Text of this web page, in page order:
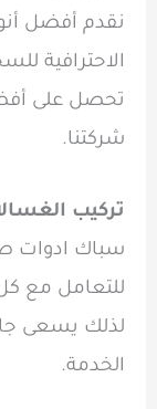
نقدم أفضل
الاحترافية
تحصل على
شركتنا.
تركيب
سباك ادوات
للتعامل مع كل
لذلك يسعى
الخدمة.